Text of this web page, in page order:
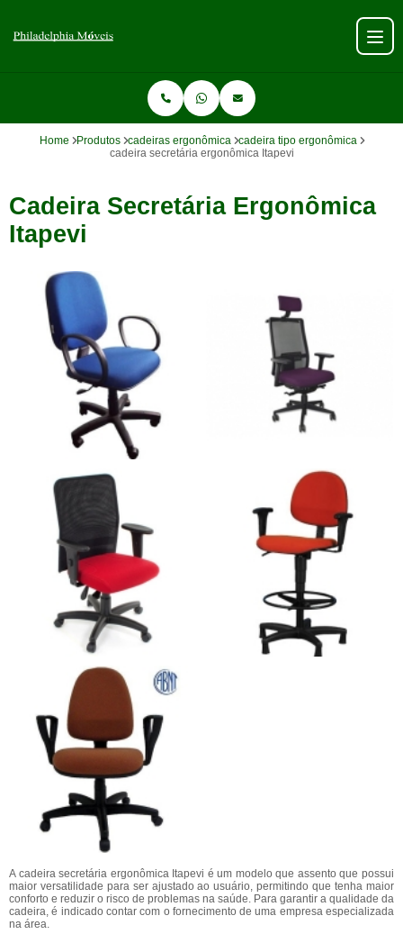
Home Produtos cadeiras ergonômica cadeira tipo ergonômica
cadeira secretária ergonômica Itapevi
Cadeira Secretária Ergonômica
Itapevi
A cadeira secretária ergonômica Itapevi é um modelo que assento que possui
maior versatilidade para ser ajustado ao usuário, permitindo que tenha maior
conforto e reduzir o risco de problemas na saúde. Para garantir a qualidade da
cadeira, é indicado contar com o fornecimento de uma empresa especializada
na área.